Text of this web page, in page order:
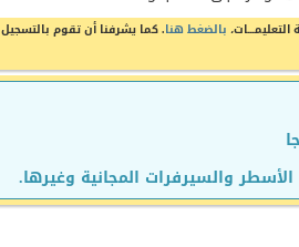
بالضغط هنا. كما يشرفنا أن تقوم بالتسجيل
والسيرفرات المجانية وغيرها.